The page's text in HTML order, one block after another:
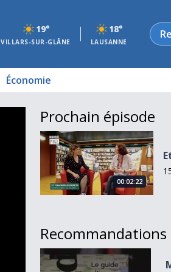
19°
VILLARS-SUR-GLÂNE
18°
LAUSANNE
Économie
Prochain épisode
Et toujours les forêts
00:02:22
Recommandations
Movieland - Le guide ultime